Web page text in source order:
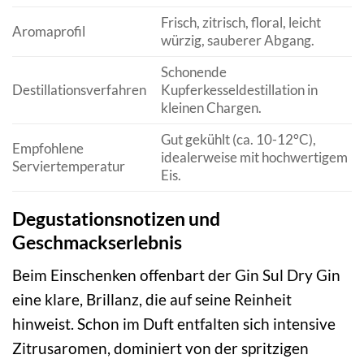
Aromaprofil
Frisch, zitrisch, floral, leicht
würzig, sauberer Abgang.
Destillationsverfahren
Schonende
Kupferkesseldestillation in
kleinen Chargen.
Empfohlene
Serviertemperatur
Gut gekühlt (ca. 10-12°C),
idealerweise mit hochwertigem
Eis.
Degustationsnotizen und
Geschmackserlebnis
Beim Einschenken offenbart der Gin Sul Dry Gin
eine klare, Brillanz, die auf seine Reinheit
hinweist. Schon im Duft entfalten sich intensive
Zitrusaromen, dominiert von der spritzigen